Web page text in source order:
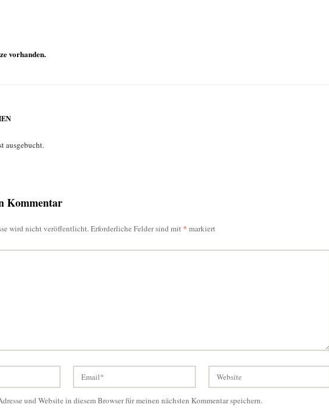
vorhanden.
ausgebucht.
Kommentar
wird nicht veröffentlicht.Erforderliche Felder sind mit * markiert
und Website in diesem Browser für meinen nächsten Kommentar speichern.